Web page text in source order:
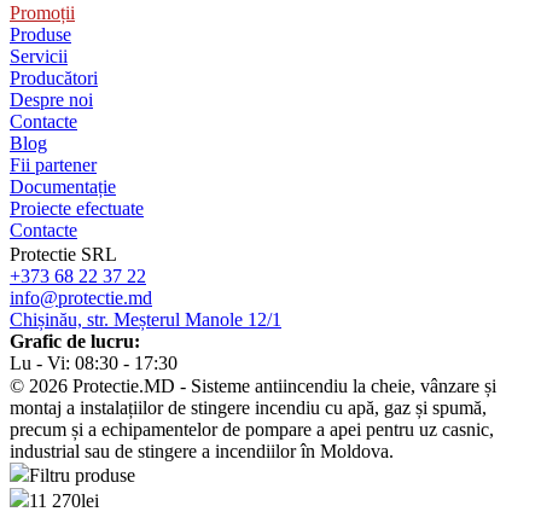
Promoții
Produse
Servicii
Producători
Despre noi
Contacte
Blog
Fii partener
Documentație
Proiecte efectuate
Contacte
Protectie SRL
+373 68 22 37 22
info@protectie.md
Chișinău, str. Meșterul Manole 12/1
Grafic de lucru:
Lu - Vi: 08:30 - 17:30
© 2026 Protectie.MD - Sisteme antiincendiu la cheie, vânzare și
montaj a instalațiilor de stingere incendiu cu apă, gaz și spumă,
precum și a echipamentelor de pompare a apei pentru uz casnic,
industrial sau de stingere a incendiilor în Moldova.
Filtru produse
11 270lei